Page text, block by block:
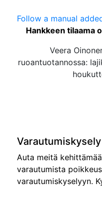
Follow a manual
Hankkeen tilaama
Veera
ruoantuotannossa:
Auta meitä
varautumista
varautumiskyselyyn.